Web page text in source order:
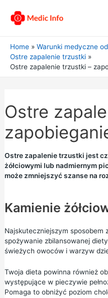
Home
Warunki medyczne
Ostre zapalenie trzustki
Ostre zapalenie trzustki –
Ostre
Ostre zapalenie trzustki jest
żółciowymi lub nadmiernym
może zmniejszyć szanse na
Kamienie
Najskuteczniejszym sposobem
spożywanie zbilansowanej
świeżych owoców i warzyw
Twoja dieta powinna również
występujące w pieczywie
Pomaga to obniżyć poziom